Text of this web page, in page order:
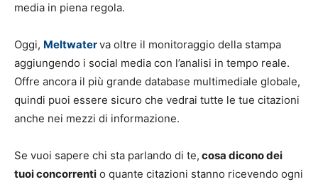
media in piena regola.
Oggi, Meltwaterva oltre il monitoraggio della stampa
aggiungendo i social media con l’analisi in tempo reale.
Offre ancora il più grande database multimediale globale,
quindi puoi essere sicuro che vedrai tutte le tue citazioni
anche nei mezzi di informazione.
Se vuoi sapere chi sta parlando di te, cosa dicono dei
tuoi concorrenti o quante citazioni stanno ricevendo ogni